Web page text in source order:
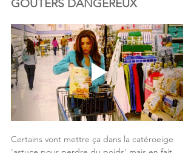
GOÛTERS DANGEREUX
Certains vont mettre ça dans la catéroeige